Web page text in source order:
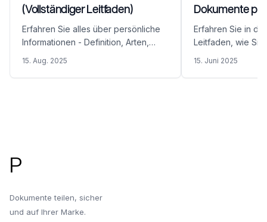
(Vollständiger Leitfaden)
Erfahren Sie alles über persönliche
Informationen - Definition, Arten,
Entdecken Sie, warum der richtige
Umgang mit persönlichen Daten für
15. Aug. 2025
Dokumente
versendet
LEITFADEN)
Erfahren Sie in
Leitfaden, wie Sie
bewährte
15. Juni 2025
P
Dokumente teilen, sicher
und auf Ihrer Marke.